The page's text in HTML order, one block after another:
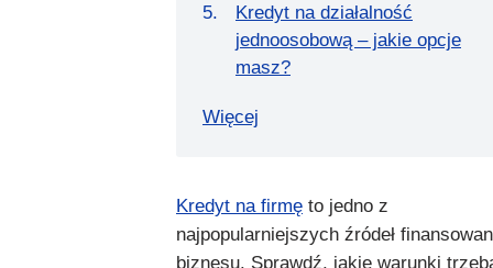
Kredyt na działalność
jednoosobową – jakie opcje
masz?
Więcej
Kredyt na firmę to jedno z
najpopularniejszych źródeł
biznesu. Sprawdź, jakie warunki